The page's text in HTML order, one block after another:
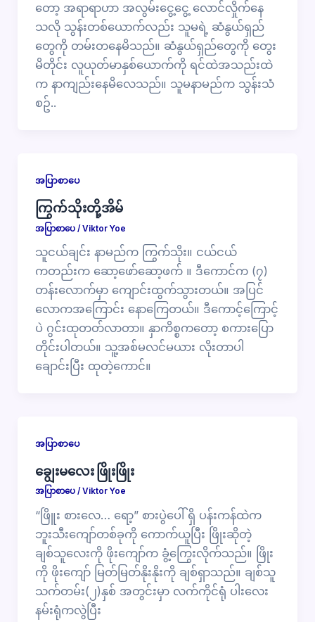
တော့ အရာရာဟာ အလွမ်းငွေ့ငွေ့ လောင်လှိုက်နေ
သလို သွန်းတစ်ယောက်လည်း သူမရဲ့ ဆံနွယ်ရှည်
တွေကို တမ်းတ​နေမိသည်။ ဆံနွယ်ရှည်တွေကို​ တွေး
မိတိုင်း လူယုတ်မာနှစ်ယောက်ကို ရင်ထဲအသည်းထဲ
က နာကျည်းနေမိလေသည်။ သူမနာမည်က သွန်းသံ
စဥ်..
အပြာစာပေ
ကြွက်သိုးတို့အိမ်
အပြာစာပေ/Viktor Yoe
သူငယ်ချင်း နာမည်က ကြွက်သိုး။ ငယ်ငယ်
ကတည်းက ဆော့ဖော်ဆော့ဖက် ။ ဒီကောင်က (၇)
တန်းလောက်မှာ ကျောင်းထွက်သွားတယ်။ အပြင်
လောကအကြောင်း နောကြေတယ်။ ဒီကောင့်ကြောင့်
ပဲ ဂွင်းထုတတ်လာတာ။ နှာကိစ္စကတော့ စကားပြော
တိုင်းပါတယ်။ သူ့အစ်မလင်မယား လိုးတာပါ
ချောင်းပြီး ထုတဲ့ကောင်။
အပြာစာပေ
ချွေးမလေး ဖြိုးဖြိုး
အပြာစာပေ/ Viktor Yoe
“ဖြိူး စားလေ… ရော့” စားပွဲပေါ် ရှိ ပန်းကန်ထဲက
ဘူးသီးကျော်တစ်ခုကို ကောက်ယူပြီး ဖြိုးဆိုတဲ့
ချစ်သူလေးကို ဖိုးကျော်က ခွံ့ကြွေးလိုက်သည်။ ဖြိုး
ကို ဖိုးကျော် မြတ်မြတ်နိုးနိုးကို ချစ်ရှာသည်။ ချစ်သူ
သက်တမ်း(၂)နှစ် အတွင်းမှာ လက်ကိုင်ရုံ ပါးလေး
နမ်းရုံကလွဲပြီး